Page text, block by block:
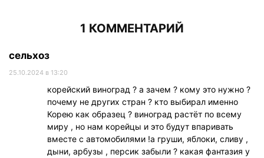
1 КОММЕНТАРИЙ
сельхоз
25.10.2024 в 13:20
корейский виноград ? а зачем ? кому это нужно ?
почему не других стран ? кто выбирал именно
Корею как образец ? виноград растёт по всему
миру , но нам корейцы и это будут впаривать
вместе с автомобилями !а груши, яблоки, сливу ,
дыни, арбузы , персик забыли ? какая фантазия у